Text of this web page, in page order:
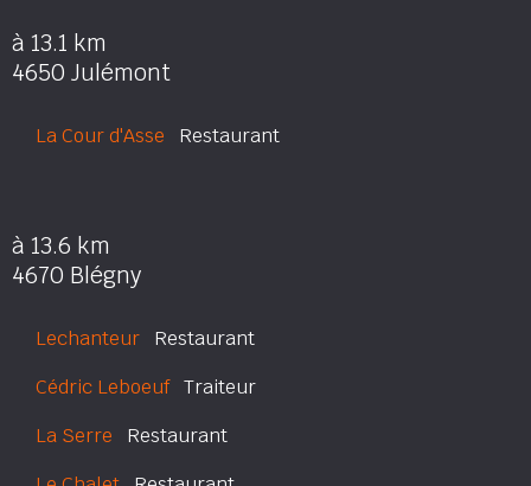
à 13.1 km
4650 Julémont
La Cour d'Asse Restaurant
à 13.6 km
4670 Blégny
Lechanteur Restaurant
Cédric LeboeufTraiteur
La Serre Restaurant